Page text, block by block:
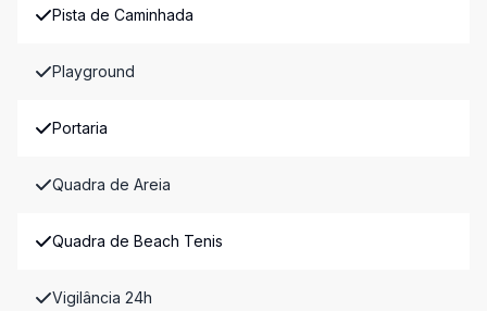
Pista de Caminhada
Playground
Portaria
Quadra de Areia
Quadra de Beach Tenis
Vigilância 24h